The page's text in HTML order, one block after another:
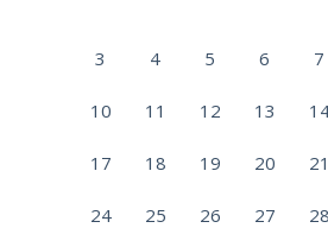
3 4 5 6 7
10 11 12 13
17 18 19 20 21
24 25 26 27 28